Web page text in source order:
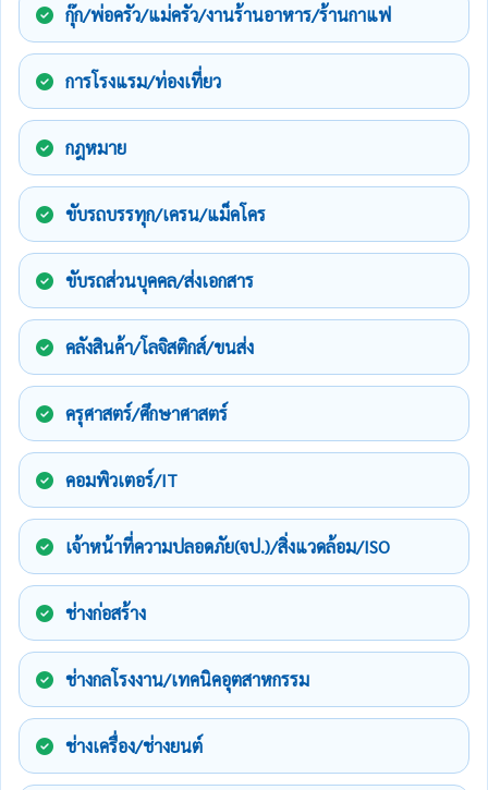
กุ๊ก/พ่อครัว/แม่ครัว/งานร้านอาหาร/ร้านกาแฟ
การโรงแรม/ท่องเที่ยว
กฎหมาย
ขับรถบรรทุก/เครน/แม็คโคร
ขับรถส่วนบุคคล/ส่งเอกสาร
คลังสินค้า/โลจิสติกส์/ขนส่ง
ครุศาสตร์/ศึกษาศาสตร์
คอมพิวเตอร์/IT
เจ้าหน้าที่ความปลอดภัย(จป.)/สิ่งแวดล้อม/ISO
ช่างก่อสร้าง
ช่างกลโรงงาน/เทคนิคอุตสาหกรรม
ช่างเครื่อง/ช่างยนต์